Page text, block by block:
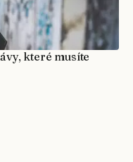
které musíte